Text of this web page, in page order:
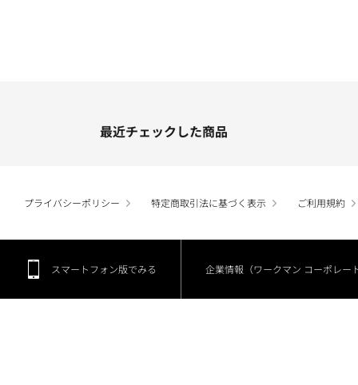
最近チェックした商品
プライバシーポリシー 特定商取引法に基づく表示 ご利用規約
スマートフォン版でみる 企業情報（ワークマン コーポレー